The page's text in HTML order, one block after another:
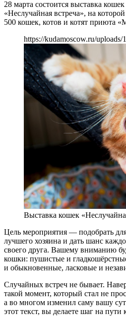
28 марта состоится выставка
«Неслучайная встреча», на
500 кошек, котов и котят приюта
https://kudamoscow.ru/uploads/
Выставка кошек
Цель мероприятия — подобрать
лучшего хозяина и дать шанс
своего друга. Вашему вниманию
кошки: пушистые и
и обыкновенные, ласковые и
Случайных встреч не бывает.
такой момент, который стал не
а во многом изменил саму вашу
этот текст, вы делаете шаг на пути